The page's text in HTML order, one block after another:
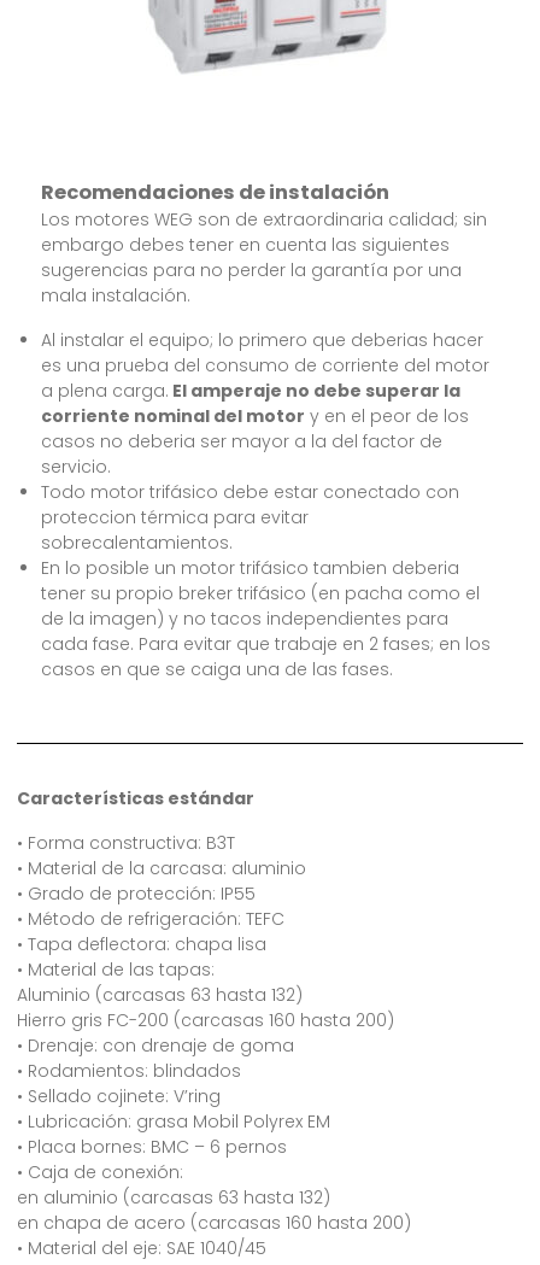
Recomendaciones de instalación
Los motores WEG son de extraordinaria calidad; sin
embargo debes tener en cuenta las siguientes
sugerencias para no perder la garantía por una
mala instalación.
Al instalar el equipo; lo primero que deberias hacer
es una prueba del consumo de corriente del motor
a plena carga. El amperaje no debe superar la
corriente nominal del motor y en el peor de los
casos no deberia ser mayor a la del factor de
servicio.
Todo motor trifásico debe estar conectado con
proteccion térmica para evitar
sobrecalentamientos.
En lo posible un motor trifásico tambien deberia
tener su propio breker trifásico (en pacha como el
de la imagen) y no tacos independientes para
cada fase. Para evitar que trabaje en 2 fases; en los
casos en que se caiga una de las fases.
Características estándar
• Forma constructiva: B3T
• Material de la carcasa: aluminio
• Grado de protección: IP55
• Método de refrigeración: TEFC
• Tapa deflectora: chapa lisa
• Material de las tapas:
Aluminio (carcasas 63 hasta 132)
Hierro gris FC-200 (carcasas 160 hasta 200)
• Drenaje: con drenaje de goma
• Rodamientos: blindados
• Sellado cojinete: V’ring
• Lubricación: grasa Mobil Polyrex EM
• Placa bornes: BMC – 6 pernos
• Caja de conexión:
en aluminio (carcasas 63 hasta 132)
en chapa de acero (carcasas 160 hasta 200)
• Material del eje: SAE 1040/45